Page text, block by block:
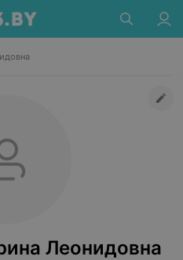
Леонидовна